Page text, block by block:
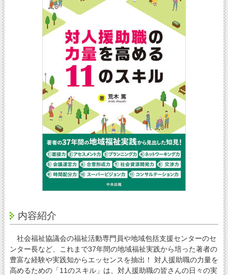
内容紹介
社会福祉協議会の福祉活動専門員や地域包括支援センターのセ
ンター長など、これまで37年間の地域福祉実践から培った著者の
豊富な経験や実践知からエッセンスを抽出！ 対人援助職の力量を
高めるための「11のスキル」は、対人援助職の皆さんの日々の実